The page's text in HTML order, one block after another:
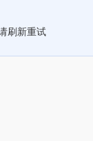
刷新重试